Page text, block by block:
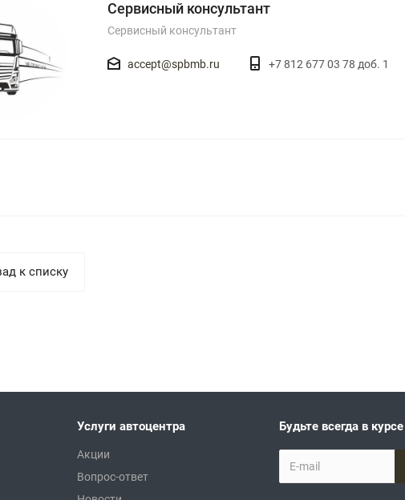
Сервисный консультант
Сервисный консультант
accept@spbmb.ru +7 812 677 03 78 доб. 1
к списку
Услуги автоцентра
Акции
Вопрос-ответ
Будьте всегда в курсе